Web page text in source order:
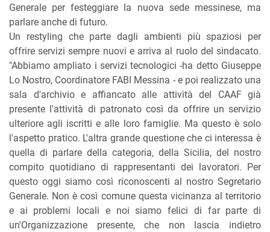
Generale per festeggiare la nuova sede messinese, ma
parlare anche di futuro.
Un restyling che parte dagli ambienti più spaziosi per
offrire servizi sempre nuovi e arriva al ruolo del sindacato.
"Abbiamo ampliato i servizi tecnologici -ha detto Giuseppe
Lo Nostro, Coordinatore FABI Messina - e poi realizzato una
sala d'archivio e affiancato alle attività del CAAF già
presente l'attività di patronato così da offrire un servizio
ulteriore agli iscritti e alle loro famiglie. Ma questo è solo
l'aspetto pratico. L'altra grande questione che ci interessa è
quella di parlare della categoria, della Sicilia, del nostro
compito quotidiano di rappresentanti dei lavoratori. Per
questo oggi siamo così riconoscenti al nostro Segretario
Generale. Non è così comune questa vicinanza al territorio
e ai problemi locali e noi siamo felici di far parte di
un'Organizzazione presente, che non lascia indietro